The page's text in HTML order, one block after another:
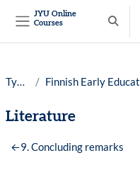
JYU Online
Courses
Työpöytä
Literature
Osion ääriviiva
←9. Concluding remarks